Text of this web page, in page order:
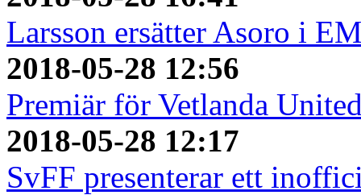
Larsson ersätter Asoro i
2018-05-28 12:56
Premiär för Vetlanda
2018-05-28 12:17
SvFF presenterar ett